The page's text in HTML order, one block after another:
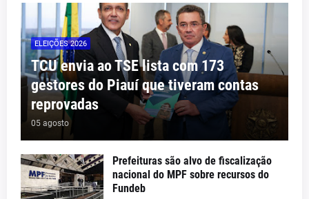
ELEIÇÕES 2026
TCU envia ao TSE lista com 173
gestores do Piauí que tiveram contas
reprovadas
05 agosto
Prefeituras são alvo de fiscalização
nacional do MPF sobre recursos do
Fundeb